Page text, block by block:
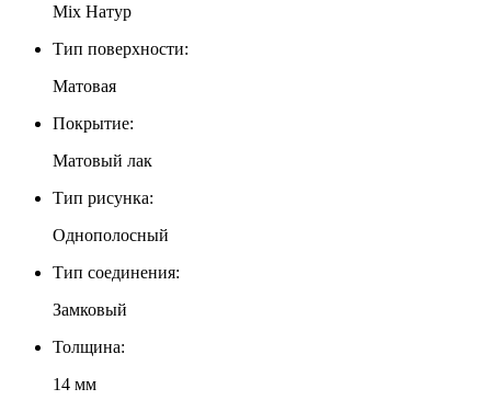
Mix Натур
Тип поверхности:
Матовая
Покрытие:
Матовый лак
Тип рисунка:
Однополосный
Тип соединения:
Замковый
Толщина:
14 мм